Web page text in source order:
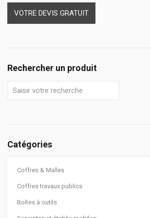
VOTRE DEVIS GRATUIT
Rechercher un produit
Catégories
Coffres & Malles
Coffres de chantier
Options de coffres de chantier
Coffres travaux publics
Coffres de travaux publics
Boîtes à outils